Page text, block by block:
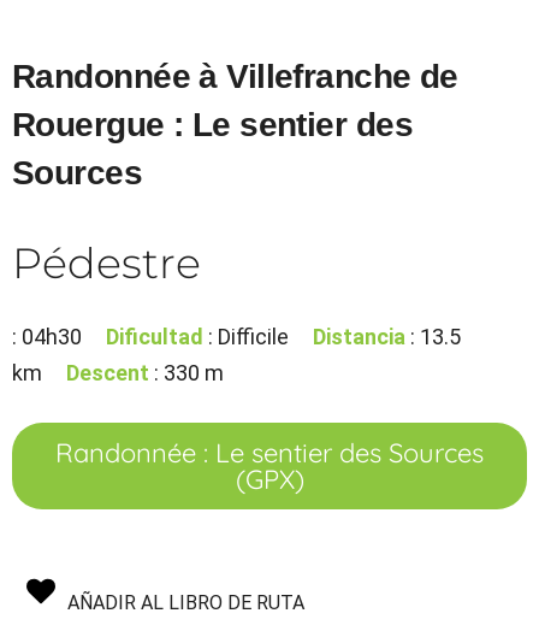
Randonnée à Villefranche de
Rouergue : Le sentier des
Sources
Pédestre
: 04h30 Dificultad : Difficile Distancia : 13.5
km
Descent : 330 m
Randonnée : Le sentier des Sources
(GPX)
AÑADIR AL LIBRO DE RUTA